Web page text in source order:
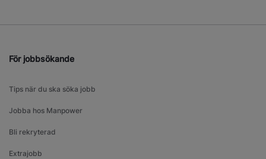
För jobbsökande
Tips när du ska söka jobb
Jobba hos Manpower
Bli rekryterad
Extrajobb